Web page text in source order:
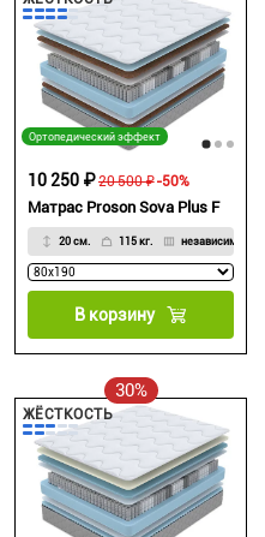
Ортопедический эффект
Матрас Proson Sova Plus F
20 см. 115 кг. независимый
20 500 ₽
10 250 ₽ -50%
В корзину
30%
ЖЁСТКОСТЬ